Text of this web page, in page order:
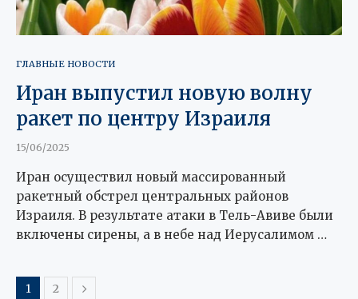
ГЛАВНЫЕ НОВОСТИ
Иран выпустил новую волну
ракет по центру Израиля
15/06/2025
Иран осуществил новый массированный
ракетный обстрел центральных районов
Израиля. В результате атаки в Тель-Авиве были
включены сирены, а в небе над Иерусалимом …
1 2